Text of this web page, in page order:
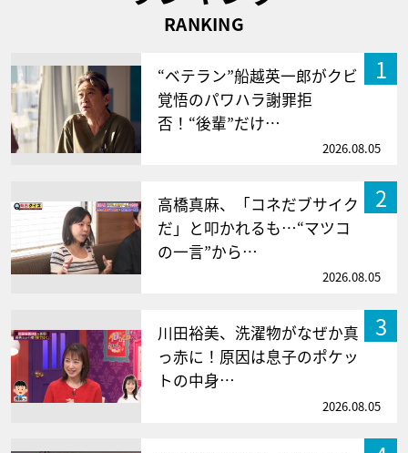
RANKING
1
“ベテラン”船越英一郎がクビ
覚悟のパワハラ謝罪拒
否！“後輩”だけ…
2026.08.05
2
高橋真麻、「コネだブサイク
だ」と叩かれるも…“マツコ
の一言”から…
2026.08.05
3
川田裕美、洗濯物がなぜか真
っ赤に！原因は息子のポケッ
トの中身…
2026.08.05